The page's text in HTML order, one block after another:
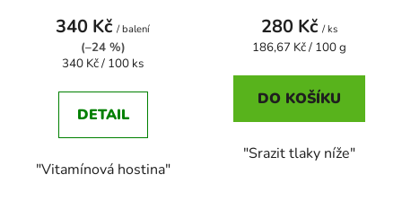
340 Kč / balení
(–24 %)
Měrná
340 Kč / 100 ks
DETAIL
"Vitamínová hostina"
280 Kč / ks
Měrná
186,67 Kč / 100 g
DO KOŠÍKU
"Srazit tlaky níže"